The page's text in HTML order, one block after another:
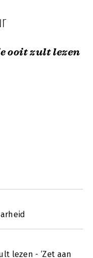
ooit zult lezen
lezen - ‘Zet aan